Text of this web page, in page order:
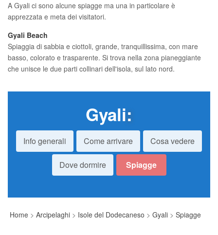
A Gyali ci sono alcune spiagge ma una in particolare è
apprezzata e meta dei visitatori.
Gyali Beach
Spiaggia di sabbia e ciottoli, grande, tranquillissima, con mare
basso, colorato e trasparente. Si trova nella zona pianeggiante
che unisce le due parti collinari dell'isola, sul lato nord.
Gyali:
Info generali Come arrivare Cosa vedere
Dove dormire Spiagge
Home > Arcipelaghi > Isole del Dodecaneso > Gyali > Spiagge